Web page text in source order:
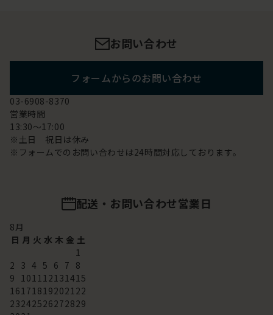
お問い合わせ
フォームからのお問い合わせ
03-6908-8370
営業時間
13:30～17:00
※土日 祝日は休み
※フォームでのお問い合わせは24時間対応しております。
配送・お問い合わせ営業日
8月
日 月 火 水 木 金 土
1
2 3 4 5 6 7 8
9 101112131415
16171819202122
23242526272829